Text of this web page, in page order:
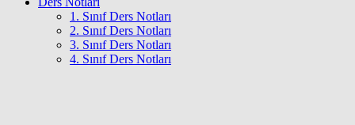
1. Sınıf Ders Notları
2. Sınıf Ders Notları
3. Sınıf Ders Notları
4. Sınıf Ders Notları